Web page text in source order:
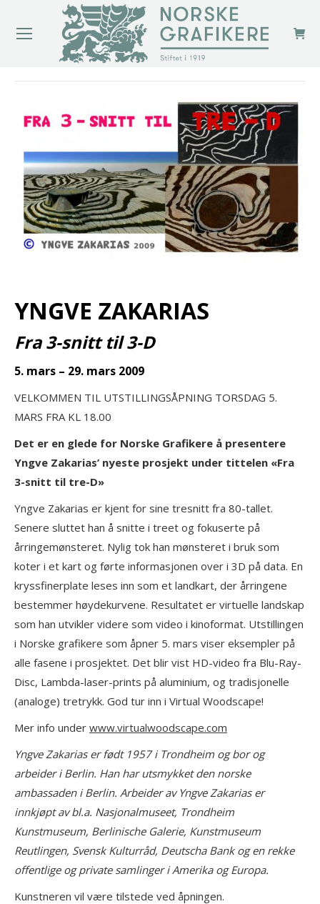
YNGVE ZAKARIAS
Fra 3-snitt til 3-D
5. mars – 29. mars 2009
VELKOMMEN TIL UTSTILLINGSÅPNING TORSDAG 5.
MARS FRA KL 18.00
Det er en glede for Norske Grafikere å presentere
Yngve Zakarias’ nyeste prosjekt under tittelen «Fra
3-snitt til tre-D»
Yngve Zakarias er kjent for sine tresnitt fra 80-tallet.
Senere sluttet han å snitte i treet og fokuserte på
årringemønsteret. Nylig tok han mønsteret i bruk som
koter i et kart og førte informasjonen over i 3D på data. En
kryssfinerplate leses inn som et landkart, der årringene
bestemmer høydekurvene. Resultatet er virtuelle landskap
som han utvikler videre som video i kinoformat. Utstillingen
i Norske grafikere som åpner 5. mars viser eksempler på
alle fasene i prosjektet. Det blir vist HD-video fra Blu-Ray-
Disc, Lambda-laser-prints på aluminium, og tradisjonelle
(analoge) tretrykk. God tur inn i Virtual Woodscape!
Mer info under www.virtualwoodscape.com
Yngve Zakarias er født 1957 i Trondheim og bor og
arbeider i Berlin. Han har utsmykket den norske
ambassaden i Berlin. Arbeider av Yngve Zakarias er
innkjøpt av bl.a. Nasjonalmuseet, Trondheim
Kunstmuseum, Berlinische Galerie, Kunstmuseum
Reutlingen, Svensk Kulturråd, Deutscha Bank og en rekke
offentlige og private samlinger i Amerika og Europa.
Kunstneren vil være tilstede ved åpningen.